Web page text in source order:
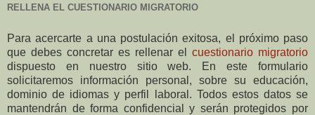
RELLENA EL CUESTIONARIO MIGRATORIO
Para acercarte a una postulación exitosa, el próximo paso
que debes concretar es rellenar el cuestionario migratorio
dispuesto en nuestro sitio web. En este formulario
solicitaremos información personal, sobre su educación,
dominio de idiomas y perfil laboral. Todos estos datos se
mantendrán de forma confidencial y serán protegidos por